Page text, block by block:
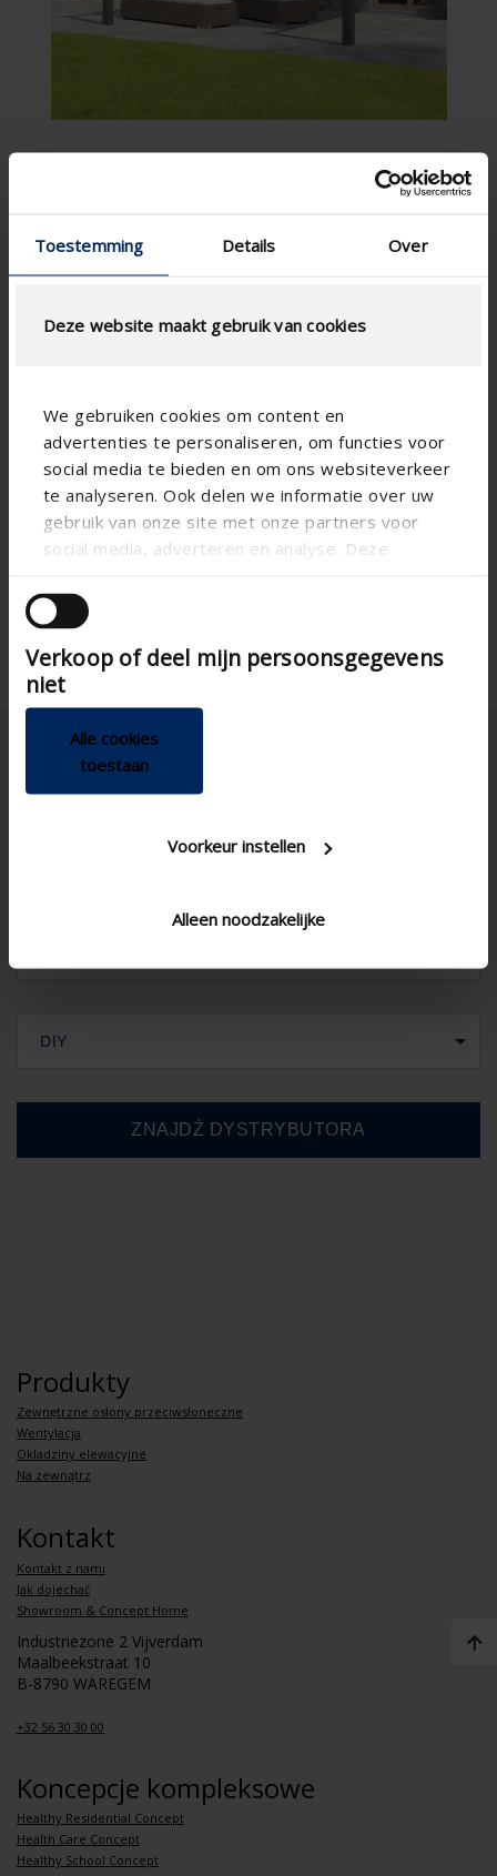
Toestemming Details Over
Deze website maakt gebruik van cookies
We gebruiken cookies om content en
advertenties te personaliseren, om functies voor
social media te bieden en om ons websiteverkeer
te analyseren. Ook delen we informatie over uw
gebruik van onze site met onze partners voor
social media, adverteren en analyse. Deze
andere informatie die u aan ze heeft verstrekt of
die ze hebben verzameld op basis van uw gebruik
van hun services.
Verkoop of deel mijn persoonsgegevens
niet
Alle cookies
toestaan
Voorkeur instellen
Alleen noodzakelijke

DIY
Produkty
Zewnętrzne osłony przeciwsłoneczne
Wentylacja
Okladziny elewacyjne
Na zewnątrz
Kontakt
Kontakt z nami
Jak dojechać
Showroom & Concept Home
Industriezone 2 Vijverdam
Maalbeekstraat 10
B-8790 WAREGEM
+32 56 30 30 00
Koncepcje kompleksowe
Healthy Residential Concept
Health Care Concept
Healthy School Concept